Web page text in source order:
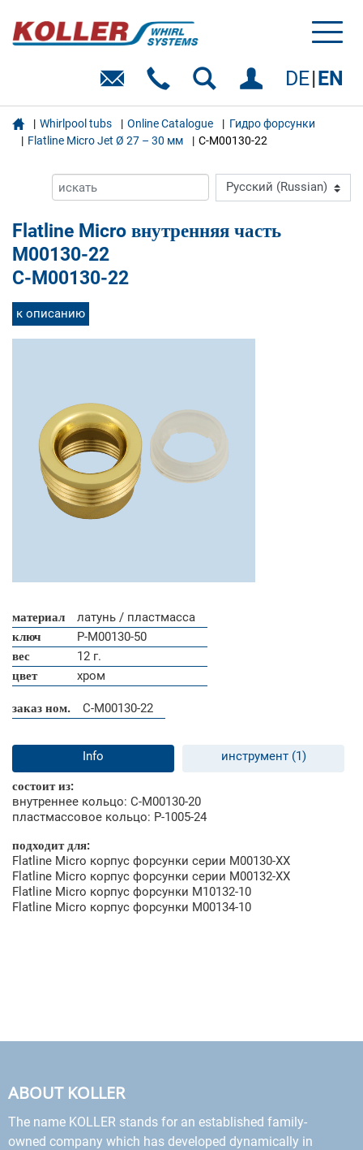
DE EN
 Whirlpool tubs Online Catalogue
Гидро форсунки
Flatline Micro Jet Ø 27 – 30 мм
C-M00130-22
Flatline Micro внутренняя часть
M00130-22
C-M00130-22
к описанию
материал
латунь / пластмасса
ключ
P-M00130-50
вес
12 г.
цвет
хром
заказ ном. C-M00130-22
Info инструмент (1)
состоит из:
внутреннее кольцо: С-М00130-20
пластмассовое кольцо: Р-1005-24
подходит для:
Flatline Micro корпус форсунки серии M00130-XX
Flatline Micro корпус форсунки серии M00132-XX
Flatline Micro корпус форсунки M10132-10
Flatline Micro корпус форсунки М00134-10
ABOUT KOLLER
The name KOLLER stands for an established family-
owned company which has developed dynamically in